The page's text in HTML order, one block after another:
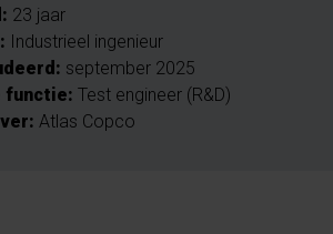
23 jaar
Industrieel ingenieur
september 2025
functie: Test engineer (R&D)
Atlas Copco